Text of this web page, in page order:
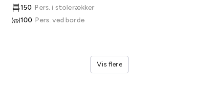
150 Pers. i stolerækker
100 Pers. ved borde
Vis flere